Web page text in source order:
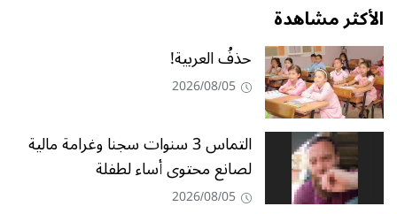
الأكثر مشاهدة
حذفُ العربية!
2026/08/05
التماس 3 سنوات سجنا وغرامة مالية
لصانع محتوى أساء لطفلة
2026/08/05